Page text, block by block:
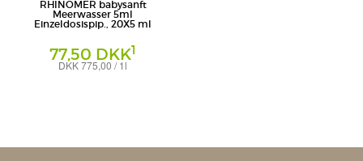
RHINOMER babysanft
Meerwasser 5ml
Einzeldosispip., 20X5 ml
77,50 DKK1
DKK 775,00 / 1l